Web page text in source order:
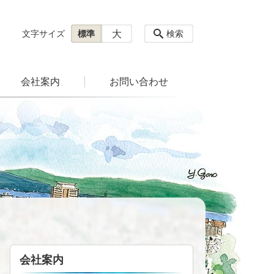
会社案内 お問い合わせ
検索
文字サイズ 標準 大
会社案内